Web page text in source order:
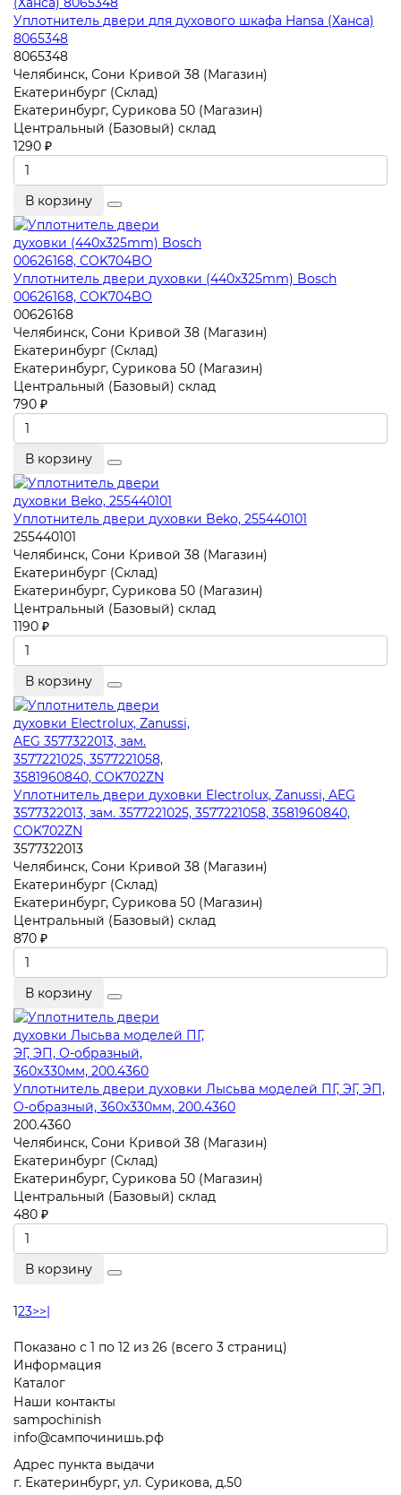
Уплотнитель двери для духового шкафа Hansa (Ханса)
8065348
8065348
Челябинск, Сони Кривой 38 (Магазин)
Екатеринбург (Склад)
Екатеринбург, Сурикова 50 (Магазин)
Центральный (Базовый) склад
1290 ₽
В корзину
Уплотнитель двери духовки (440x325mm) Bosch
00626168, COK704BO
00626168
Челябинск, Сони Кривой 38 (Магазин)
Екатеринбург (Склад)
Екатеринбург, Сурикова 50 (Магазин)
Центральный (Базовый) склад
790 ₽
В корзину
Уплотнитель двери духовки Beko, 255440101
255440101
Челябинск, Сони Кривой 38 (Магазин)
Екатеринбург (Склад)
Екатеринбург, Сурикова 50 (Магазин)
Центральный (Базовый) склад
1190 ₽
В корзину
Уплотнитель двери духовки Electrolux, Zanussi, AEG
3577322013, зам. 3577221025, 3577221058, 3581960840,
COK702ZN
3577322013
Челябинск, Сони Кривой 38 (Магазин)
Екатеринбург (Склад)
Екатеринбург, Сурикова 50 (Магазин)
Центральный (Базовый) склад
870 ₽
В корзину
Уплотнитель двери духовки Лысьва моделей ПГ, ЭГ, ЭП,
О-образный, 360x330мм, 200.4360
200.4360
Челябинск, Сони Кривой 38 (Магазин)
Екатеринбург (Склад)
Екатеринбург, Сурикова 50 (Магазин)
Центральный (Базовый) склад
480 ₽
В корзину
123>>|
Показано с 1 по 12 из 26 (всего 3 страниц)
Информация
Каталог
Наши контакты
sampochinish
info@сампочинишь.рф
Адрес пункта выдачи
г. Екатеринбург, ул. Сурикова, д.50